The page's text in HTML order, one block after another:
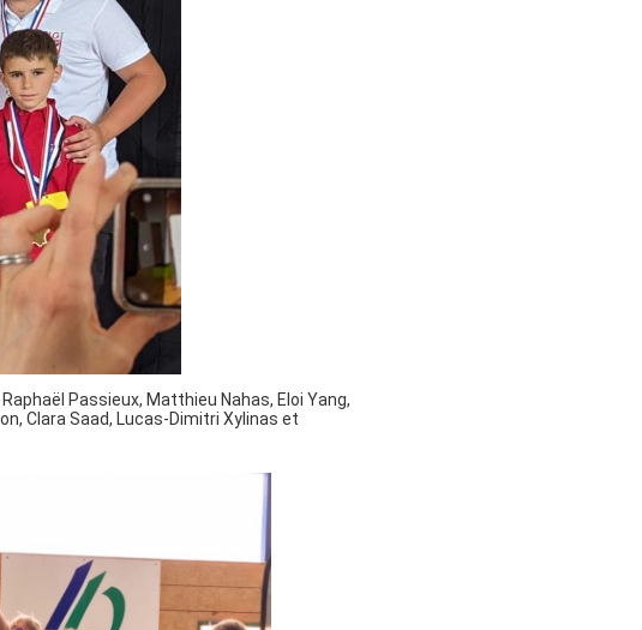
Passieux, Matthieu Nahas, Eloi Yang,
Clara Saad, Lucas-Dimitri Xylinas et